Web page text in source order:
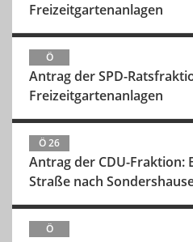
Freizeitgartenanlagen
Ö
Antrag der SPD-
Freizeitgartenanlagen
Ö 26
Antrag der CDU-Fraktion:
Straße nach
Ö